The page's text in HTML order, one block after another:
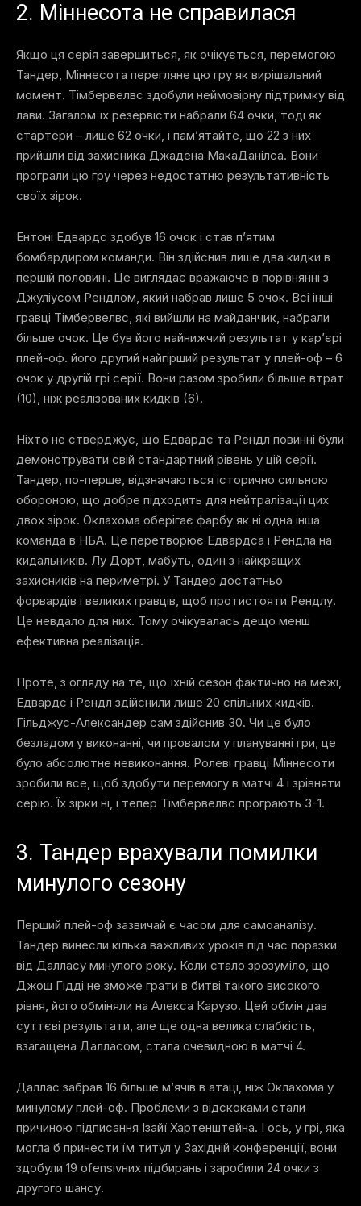
2. Міннесота не справилася
Якщо ця серія завершиться, як очікується, перемогою
Тандер, Міннесота перегляне цю гру як вирішальний
момент. Тімбервелвс здобули неймовірну підтримку від
лави. Загалом їх резервісти набрали 64 очки, тоді як
стартери – лише 62 очки, і пам’ятайте, що 22 з них
прийшли від захисника Джадена МакаДанілса. Вони
програли цю гру через недостатню результативність
своїх зірок.
Ентоні Едвардс здобув 16 очок і став п’ятим
бомбардиром команди. Він здійснив лише два кидки в
першій половині. Це виглядає вражаюче в порівнянні з
Джуліусом Рендлом, який набрав лише 5 очок. Всі інші
гравці Тімбервелвс, які вийшли на майданчик, набрали
більше очок. Це був його найнижчий результат у кар’єрі
плей-оф. його другий найгірший результат у плей-оф – 6
очок у другій грі серії. Вони разом зробили більше втрат
(10), ніж реалізованих кидків (6).
Ніхто не стверджує, що Едвардс та Рендл повинні були
демонструвати свій стандартний рівень у цій серії.
Тандер, по-перше, відзначаються історично сильною
обороною, що добре підходить для нейтралізації цих
двох зірок. Оклахома оберігає фарбу як ні одна інша
команда в НБА. Це перетворює Едвардса і Рендла на
кидальників. Лу Дорт, мабуть, один з найкращих
захисників на периметрі. У Тандер достатньо
форвардів і великих гравців, щоб протистояти Рендлу.
Це невдало для них. Тому очікувалась дещо менш
ефективна реалізація.
Проте, з огляду на те, що їхній сезон фактично на межі,
Едвардс і Рендл здійснили лише 20 спільних кидків.
Гільджус-Александер сам здійснив 30. Чи це було
безладом у виконанні, чи провалом у плануванні гри, це
було абсолютне невиконання. Ролеві гравці Міннесоти
зробили все, щоб здобути перемогу в матчі 4 і зрівняти
серію. Їх зірки ні, і тепер Тімбервелвс програють 3-1.
3. Тандер врахували помилки
минулого сезону
Перший плей-оф зазвичай є часом для самоаналізу.
Тандер винесли кілька важливих уроків під час поразки
від Далласу минулого року. Коли стало зрозуміло, що
Джош Гідді не зможе грати в битві такого високого
рівня, його обміняли на Алекса Карузо. Цей обмін дав
суттєві результати, але ще одна велика слабкість,
взагащена Далласом, стала очевидною в матчі 4.
Даллас забрав 16 більше м’ячів в атаці, ніж Оклахома у
минулому плей-оф. Проблеми з відскоками стали
причиною підписання Ізайї Хартенштейна. І ось, у грі, яка
могла б принести їм титул у Західній конференції, вони
здобули 19 ofensivних підбирань і заробили 24 очки з
другого шансу.